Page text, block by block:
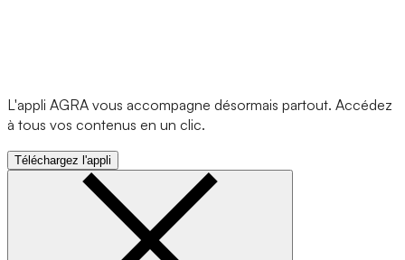
L'appli AGRA vous accompagne désormais partout. Accédez
à tous vos contenus en un clic.
Téléchargez l'appli